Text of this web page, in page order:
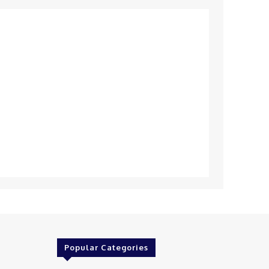
Popular Categories